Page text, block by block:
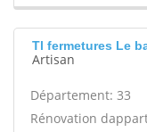
Tl fermetures Le
Artisan
Département: 33
Rénovation